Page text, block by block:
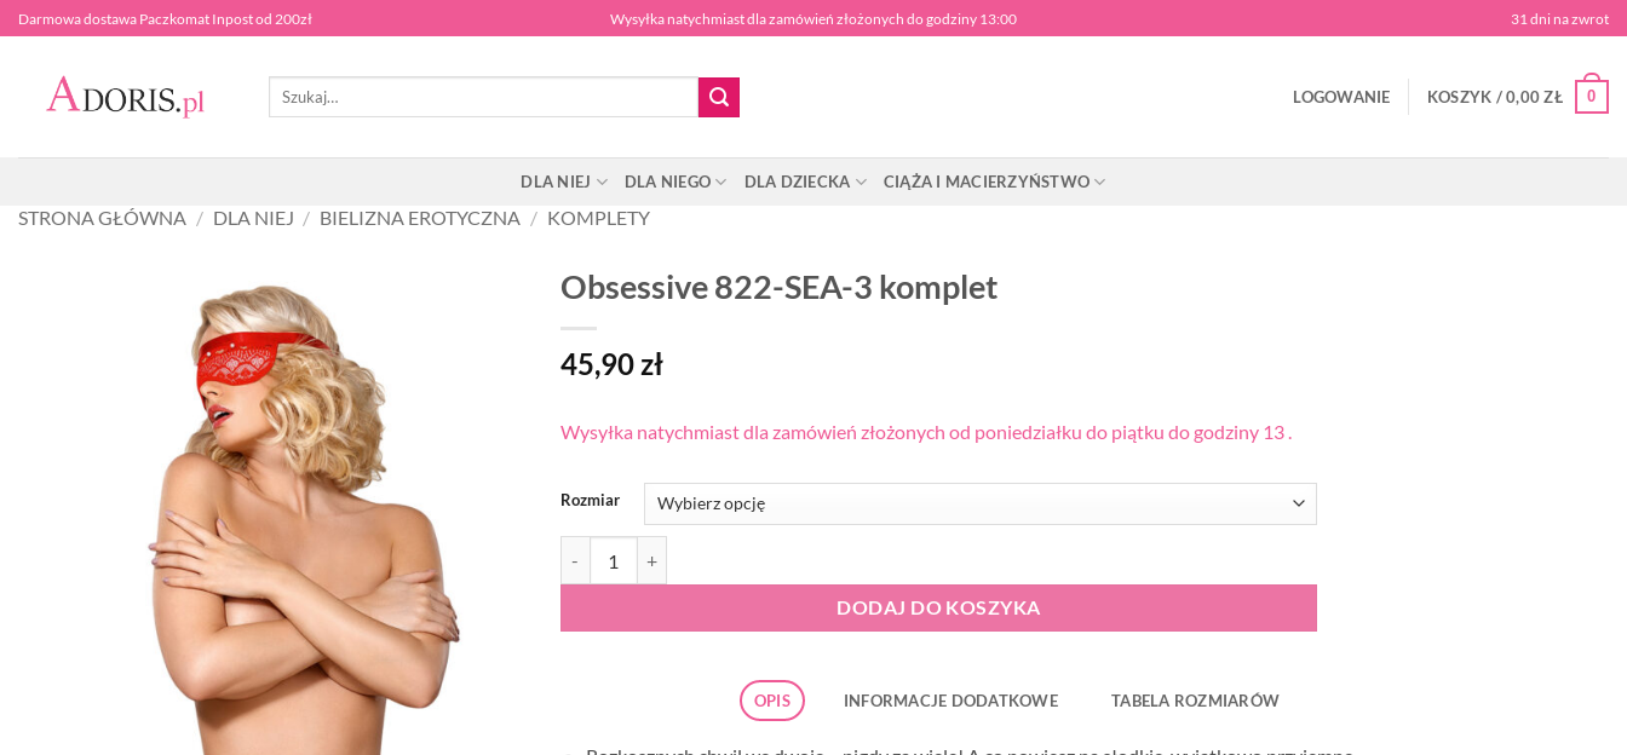
Przewiń
do
zawartości
Darmowa dostawa Paczkomat Inpost od 200zł Wysyłka natychmiast dla zamówień złożonych do godziny 13:00 31 dni na zwrot
Szukaj:
LOGOWANIE KOSZYK /0,00ZŁ 0
DLA NIEJ DLA NIEGO DLA DZIECKA CIĄŻA I MACIERZYŃSTWO
STRONA GŁÓWNA / DLA NIEJ / BIELIZNA EROTYCZNA / KOMPLETY
Obsessive 822-SEA-3 komplet
45,90zł
Wysyłka natychmiast dla zamówień złożonych od poniedziałku do piątku do godziny 13 .
Rozmiar
DODAJ DO KOSZYKA
OPIS INFORMACJE DODATKOWE TABELA ROZMIARÓW